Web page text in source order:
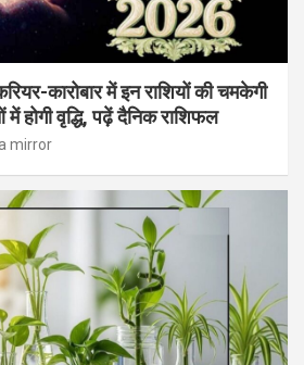
कारोबार में इन राशियों की चमकेगी
वृद्धि, पढ़ें दैनिक राशिफल
mirror